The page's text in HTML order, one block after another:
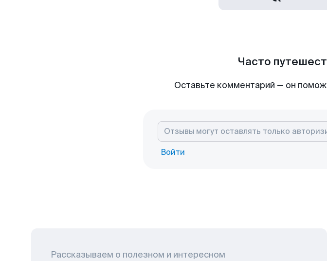
Часто
Оставьте комментарий — он
Войти
Рассказываем о полезном и интересном